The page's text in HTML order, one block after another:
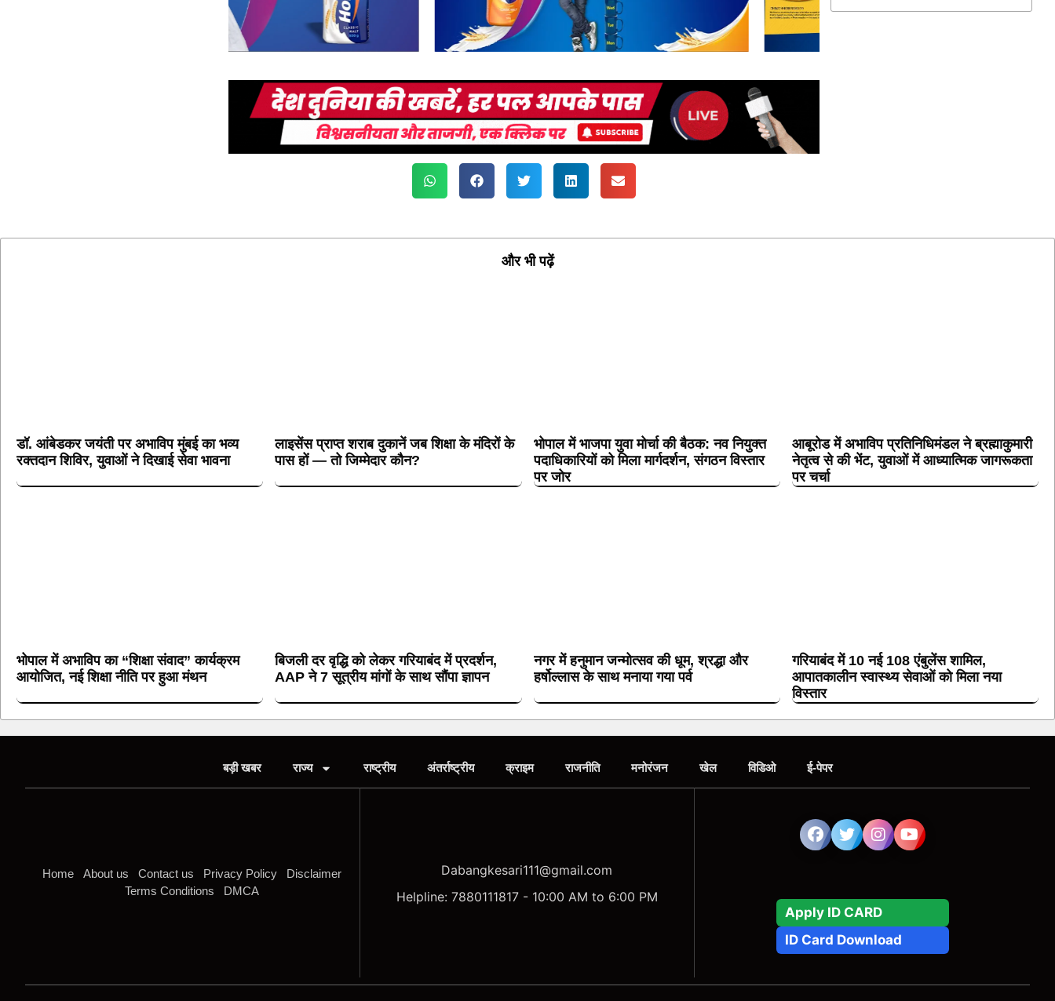
और भी पढ़ें
डॉ. आंबेडकर जयंती पर अभाविप मुंबई का भव्य
रक्तदान शिविर, युवाओं ने दिखाई सेवा भावना
लाइसेंस प्राप्त शराब दुकानें जब शिक्षा के मंदिरों के
पास हों — तो जिम्मेदार कौन?
भोपाल में भाजपा युवा मोर्चा की बैठक: नव नियुक्त
पदाधिकारियों को मिला मार्गदर्शन, संगठन विस्तार
पर जोर
आबूरोड में अभाविप प्रतिनिधिमंडल ने ब्रह्माकुमारी
नेतृत्व से की भेंट, युवाओं में आध्यात्मिक जागरूकता
पर चर्चा
भोपाल में अभाविप का “शिक्षा संवाद” कार्यक्रम
आयोजित, नई शिक्षा नीति पर हुआ मंथन
बिजली दर वृद्धि को लेकर गरियाबंद में प्रदर्शन,
AAP ने 7 सूत्रीय मांगों के साथ सौंपा ज्ञापन
नगर में हनुमान जन्मोत्सव की धूम, श्रद्धा और
हर्षोल्लास के साथ मनाया गया पर्व
गरियाबंद में 10 नई 108 एंबुलेंस शामिल,
आपातकालीन स्वास्थ्य सेवाओं को मिला नया
विस्तार
बड़ी खबर राज्य राष्ट्रीय अंतर्राष्ट्रीय क्राइम राजनीति मनोरंजन खेल विडिओ ई-पेपर
Home About us Contact us Privacy Policy
Disclaimer
Terms Conditions
DMCA
Dabangkesari111@gmail.com
Helpline: 7880111817 - 10:00 AM to 6:00 PM
Apply ID CARD
ID Card Download